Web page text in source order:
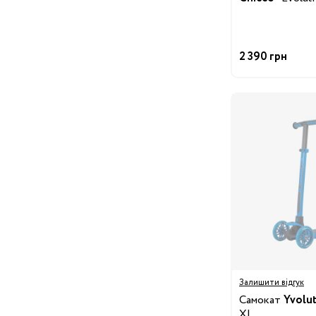
32/33
Молоковідсмоктувачі
2 390 грн
Залишити відгук
Самокат